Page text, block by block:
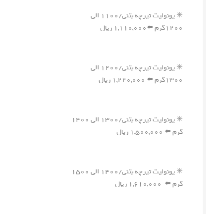
✳️ یونولیت تیرچه بتنی/۱۱۰۰ الی
۱۲۰۰گرم ⬅️۱,۱۱۰,۰۰۰ ریال
✳️ یونولیت تیرچه بتنی/۱۲۰۰ الی
۱۳۰۰گرم ⬅️ ۱,۲۲۰,۰۰۰ ریال
✳️ یونولیت تیرچه بتنی/۱۳۰۰ الی ۱۴۰۰
گرم ⬅️ ۱,۵۰۰,۰۰۰ ریال
✳️ یونولیت تیرچه بتنی/۱۴۰۰ الی ۱۵۰۰
گرم ⬅️ ۱,۶۱۰,۰۰۰ ریال